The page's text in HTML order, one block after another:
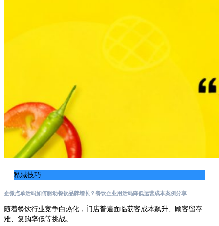
私域技巧
企微点单活码如何驱动餐饮品牌增长？餐饮企业用活码降低运营成本案例分享
随着餐饮行业竞争白热化，门店普遍面临获客成本飙升、顾客留存
难、复购率低等挑战。